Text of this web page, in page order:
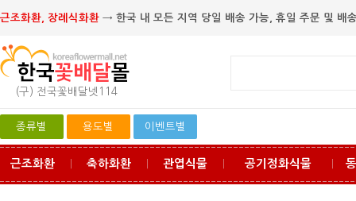
근조화환, 장례식화환 → 한국 내 모든 지역 당일 배송 가능, 휴일 주문 및 배
(구) 전국꽃배달넷114
종류별 용도별 이벤트별
근조화환 축하화환 관엽식물 공기정화식물